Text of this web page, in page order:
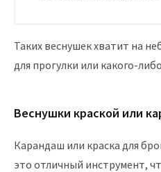
Таких веснушек хватит на
для прогулки или какого-
Веснушки краской или
Карандаш или краска для
это отличный инструмент,